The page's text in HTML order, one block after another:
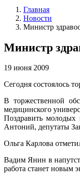
Главная
Новости
Министр
Министр
19 июня 2009
Сегодня состоялось
В торжественной
медицинского
Поздравить молодых
Антоний, депутаты
Ольга Карлова
Вадим Янин в
работа станет новым